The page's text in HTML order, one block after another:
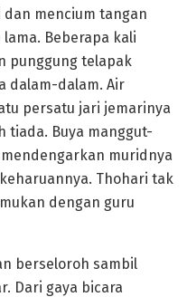
dan mencium tangan
Beberapa kali
punggung telapak
dalam-dalam. Air
persatu jari jemarinya
tiada. Buya manggut-
muridnya
Thohari tak
dengan guru
berseloroh sambil
Dari gaya bicara